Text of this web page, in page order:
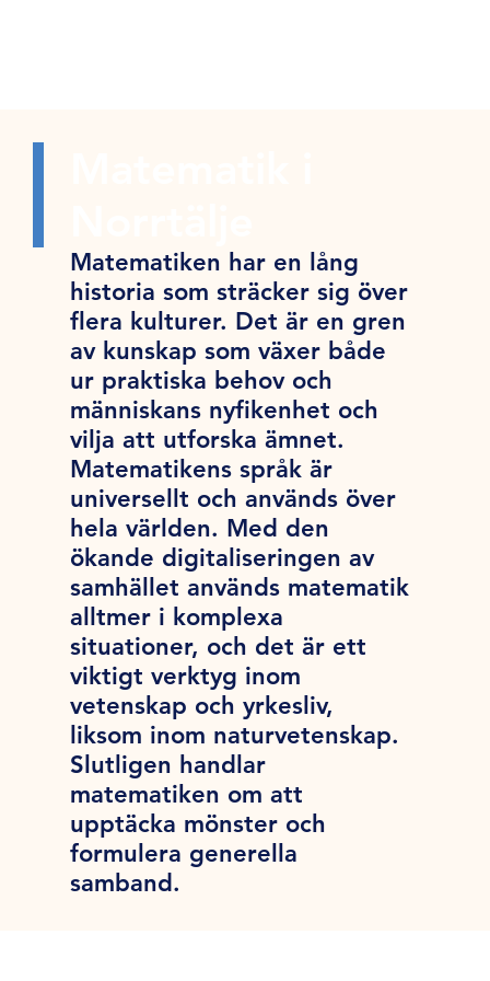
Matematiken har en lång
historia som sträcker sig över
flera kulturer. Det är en gren
av kunskap som växer både
ur praktiska behov och
människans nyfikenhet och
vilja att utforska ämnet.
Matematikens språk är
universellt och används över
hela världen. Med den
ökande digitaliseringen av
samhället används matematik
alltmer i komplexa
situationer, och det är ett
viktigt verktyg inom
vetenskap och yrkesliv,
liksom inom naturvetenskap.
Slutligen handlar
matematiken om att
upptäcka mönster och
formulera generella
samband.